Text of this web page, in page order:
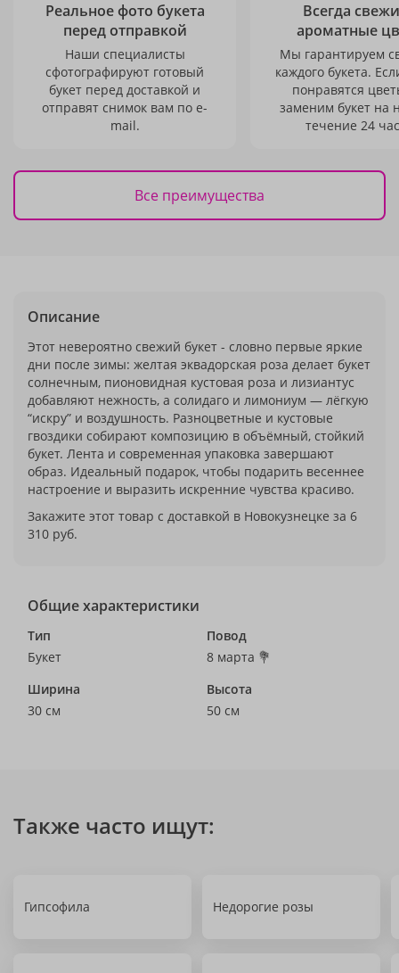
Реальное фото букета
перед отправкой
Наши специалисты
сфотографируют готовый
букет перед доставкой и
отправят снимок вам по e-
mail.
Всегда
ароматные
Мы гарантируем
каждого букета.
понравятся
заменим букет на
течение 24
Все преимущества
Описание
Этот невероятно свежий букет - словно первые яркие
дни после зимы: желтая эквадорская роза делает букет
солнечным, пионовидная кустовая роза и лизиантус
добавляют нежность, а солидаго и лимониум — лёгкую
“искру” и воздушность. Разноцветные и кустовые
гвоздики собирают композицию в объёмный, стойкий
букет. Лента и современная упаковка завершают
образ. Идеальный подарок, чтобы подарить весеннее
настроение и выразить искренние чувства красиво.
Закажите этот товар с доставкой в Новокузнецке за 6
310 руб.
Общие характеристики
Тип
Букет
Повод
8 марта 💐
Ширина
30 см
Высота
50 см
Также часто ищут:
Гипсофила Недорогие розы